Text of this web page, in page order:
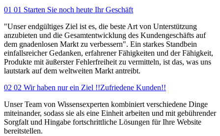
01 01 Starten Sie noch heute Ihr Geschäft
"Unser endgültiges Ziel ist es, die beste Art von Unterstützung
anzubieten und die Gesamtentwicklung des Kundengeschäfts auf
dem gnadenlosen Markt zu verbessern". Ein starkes Standbein
einfallsreicher Gedanken, erfahrener Fähigkeiten und der Fähigkeit,
Produkte mit äußerster Fehlerfreiheit zu vermitteln, ist das, was uns
lautstark auf dem weltweiten Markt antreibt.
02 02 Wir haben nur ein Ziel !!Zufriedene Kunden!!
Unser Team von Wissensexperten kombiniert verschiedene Dinge
miteinander, sodass sie als eine Einheit arbeiten und mit gebührender
Sorgfalt und Hingabe fortschrittliche Lösungen für Ihre Website
bereitstellen.